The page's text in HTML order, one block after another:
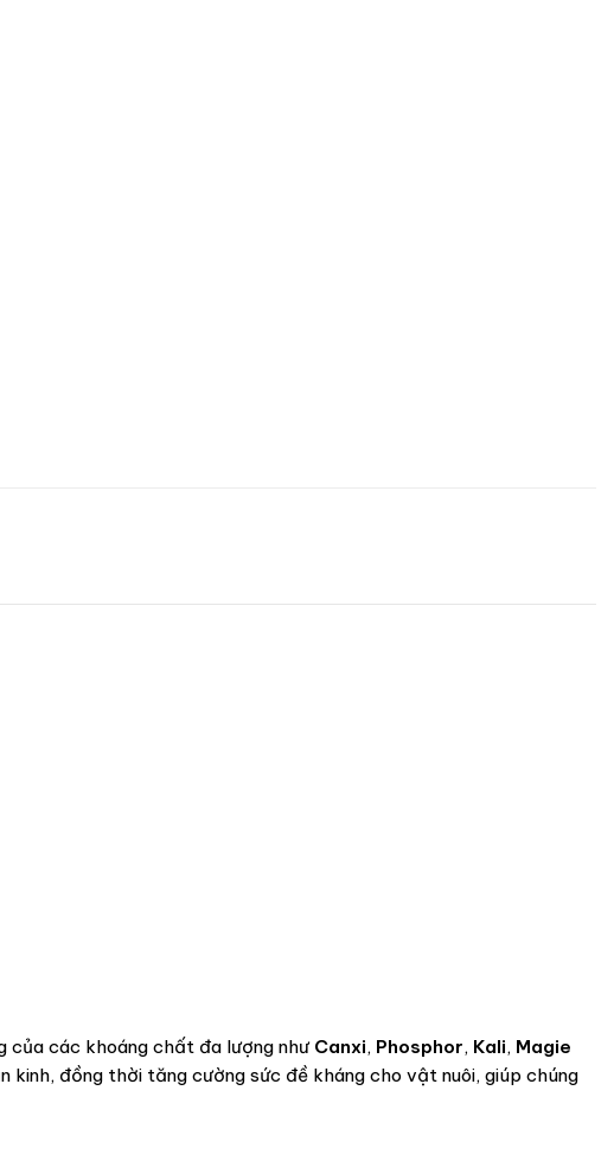
của các khoáng chất đa lượng như Canxi, Phosphor, Kali, Magie
đồng thời tăng cường sức đề kháng cho vật nuôi, giúp chúng